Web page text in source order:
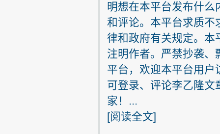
明想在本平台发布什
和评论。本平台求质不
律和政府有关规定。本
注明作者。严禁抄袭、
平台，欢迎本平台用户
可登录、评论李乙隆
家！...
[阅读全文]